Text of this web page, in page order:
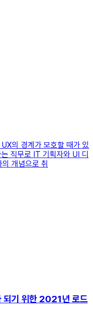
의 경계가 모호할 때가 있
직무로 IT 기획자와 UI 디
개념으로 취
되기 위한 2021년 로드